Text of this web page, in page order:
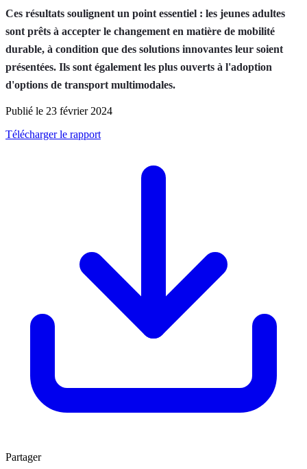
Ces résultats soulignent un point essentiel : les jeunes adultes
sont prêts à accepter le changement en matière de mobilité
durable, à condition que des solutions innovantes leur soient
présentées. Ils sont également les plus ouverts à l'adoption
d'options de transport multimodales.
Publié le 23 février 2024
Télécharger le rapport
Partager